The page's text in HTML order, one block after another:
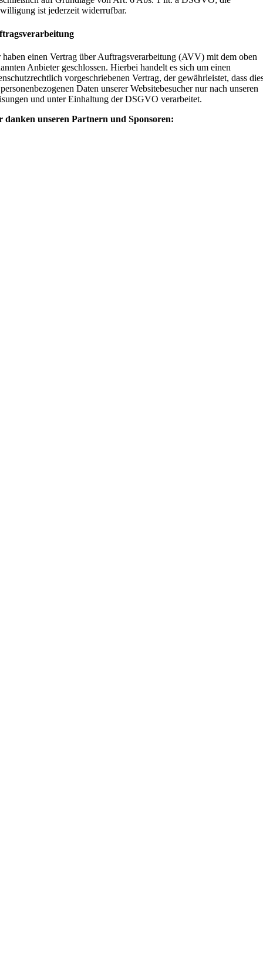
ist jederzeit widerrufbar.
haben einen Vertrag über Auftragsverarbeitung (AVV) mit dem oben
Anbieter geschlossen. Hierbei handelt es sich um einen
vorgeschriebenen Vertrag, der gewährleistet, dass
Daten unserer Websitebesucher nur nach unseren
und unter Einhaltung der DSGVO verarbeitet.
danken unseren Partnern und Sponsoren: